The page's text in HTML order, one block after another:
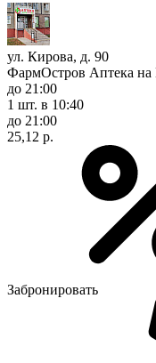
ул. Кирова, д. 90
ФармОстров Аптека на
до 21:00
1 шт. в 10:40
до 21:00
25,12 р.
Забронировать